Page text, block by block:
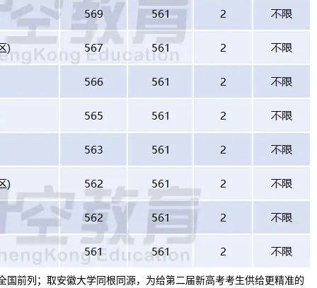
前列；取安徽大学同根同源，为给第二届新高考考生供给更精准的